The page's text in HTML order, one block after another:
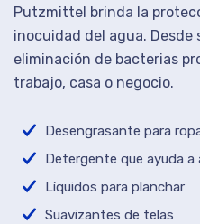
Putzmittel brinda la
inocuidad del agua.
eliminación de bacterias
trabajo, casa o negocio.
Desengrasante para
Detergente que ayuda a
Líquidos para planchar
Suavizantes de telas